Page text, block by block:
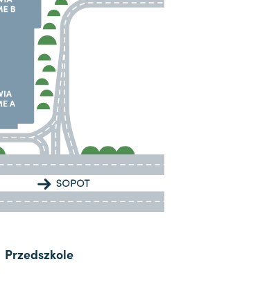
Przedszkole